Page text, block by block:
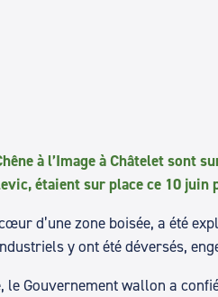
à l’Image à Châtelet
étaient sur place ce 10 juin
d’une zone boisée, a été
y ont été déversés,
Gouvernement wallon a